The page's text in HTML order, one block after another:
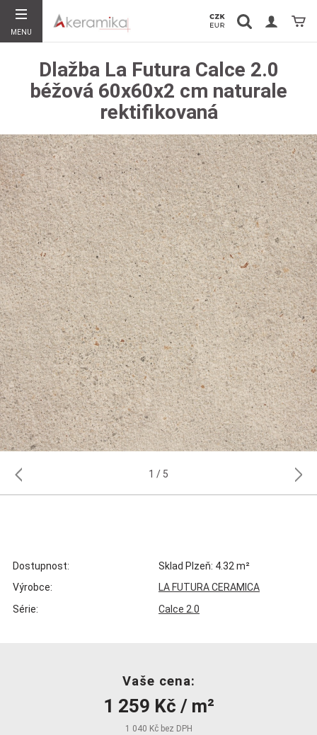
MENU
Vyhledávání Košík
Dlažba La Futura Calce 2.0
béžová 60x60x2 cm naturale
rektifikovaná
1 5
Dostupnost:
Sklad Plzeň: 4.32 m²
Výrobce:
LA FUTURA CERAMICA
Série:
Calce 2.0
Vaše cena:
1 259 Kč / m²
1 040 Kč bez DPH